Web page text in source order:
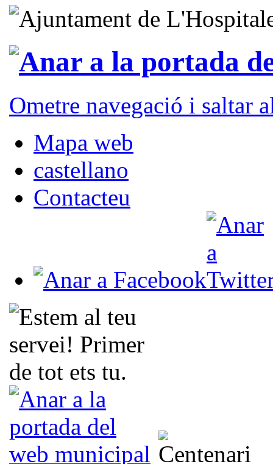
Ometre navegació i saltar
Mapa web
castellano
Contacteu